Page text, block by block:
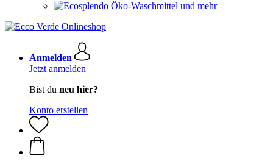
Öko-Waschmittel und mehr
Anmelden
Jetzt anmelden
Bist du neu hier?
Konto erstellen